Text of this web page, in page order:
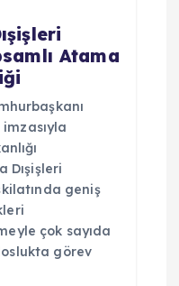
Atama
imzasıyla
Dışişleri
geniş
çok sayıda
görev